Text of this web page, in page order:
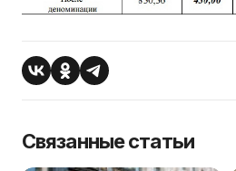
Связанные статьи